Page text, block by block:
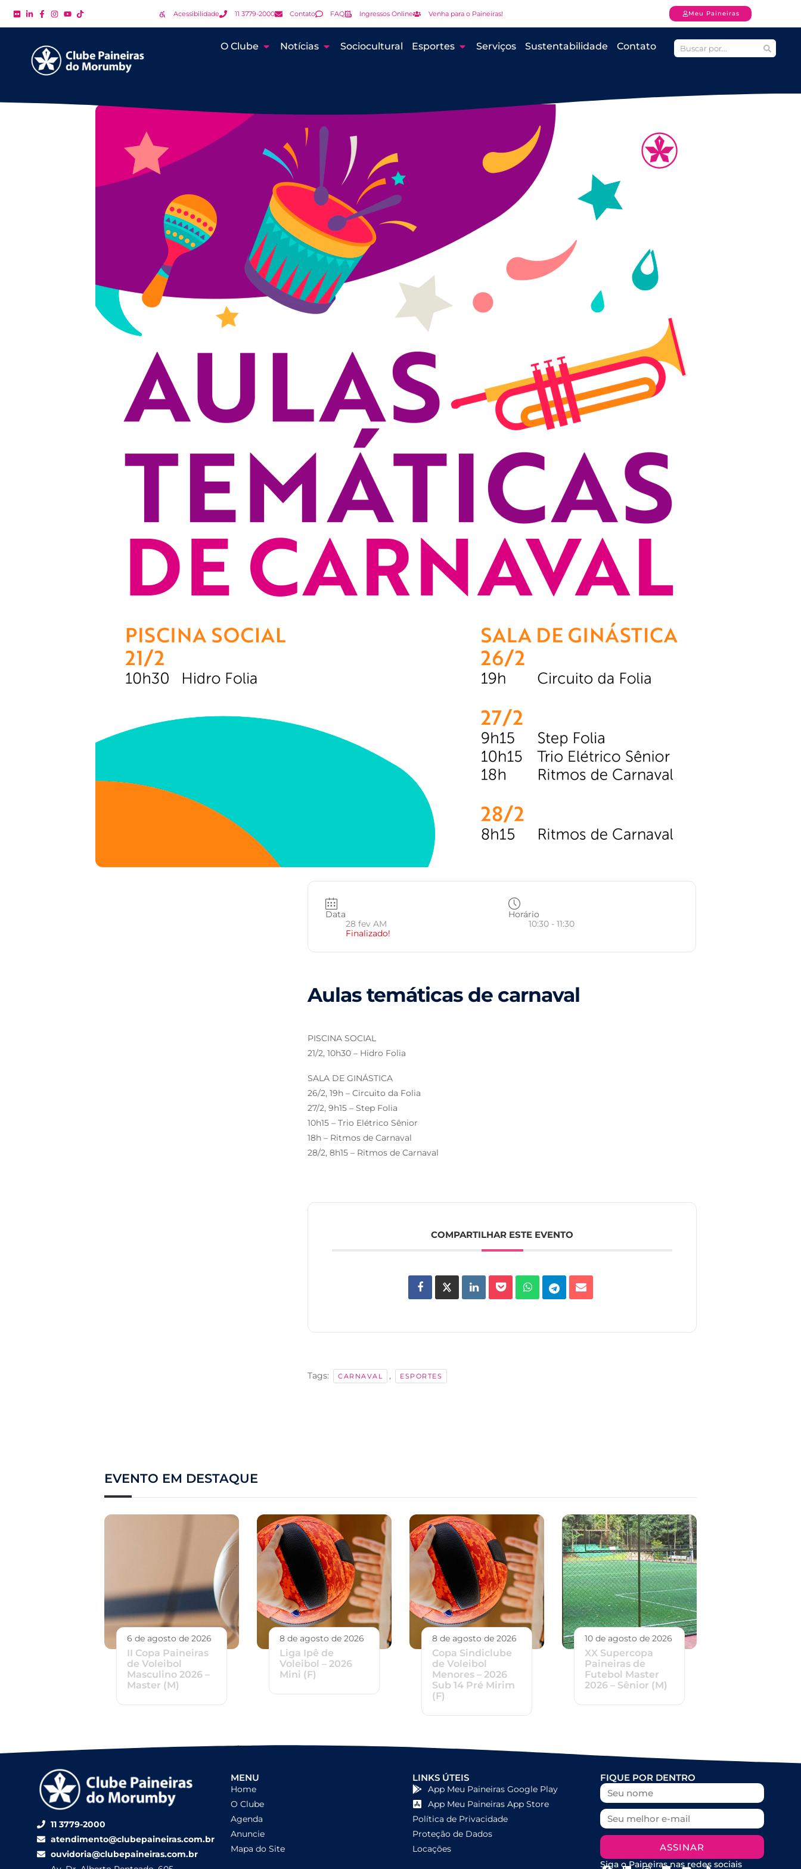
Acessibilidade 11 3779-2000 Contato FAQ Ingressos Online Venha para o Paineiras! Meu Paineiras
O Clube Notícias Sociocultural Esportes Serviços Sustentabilidade Contato
Data
28 fev AM
Finalizado!
Horário
10:30 - 11:30
Aulas temáticas de carnaval
PISCINA SOCIAL
21/2, 10h30 – Hidro Folia
SALA DE GINÁSTICA
26/2, 19h – Circuito da Folia
27/2, 9h15 – Step Folia
10h15 – Trio Elétrico Sênior
18h – Ritmos de Carnaval
28/2, 8h15 – Ritmos de Carnaval
COMPARTILHAR ESTE EVENTO
Tags: CARNAVAL , ESPORTES
EVENTO EM DESTAQUE
6 de agosto de 2026
II Copa Paineiras
de Voleibol
Masculino 2026 –
Master (M)
8 de agosto de 2026
Liga Ipê de
Voleibol – 2026
Mini (F)
8 de agosto de 2026
Copa Sindiclube
de Voleibol
Menores – 2026
Sub 14 Pré Mirim
(F)
10 de agosto de 2026
XX Supercopa
Paineiras de
Futebol Master
2026 – Sênior (M)
11 3779-2000
atendimento@clubepaineiras.com.br
ouvidoria@clubepaineiras.com.br
MENU
Home
O Clube
Agenda
Anuncie
Mapa do Site
LINKS ÚTEIS
App Meu Paineiras Google Play
App Meu Paineiras App Store
Política de Privacidade
Proteção de Dados
Locações
FIQUE POR DENTRO
ASSINAR
Siga o Paineiras nas redes sociais